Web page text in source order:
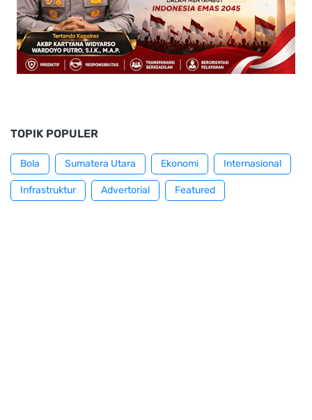
TOPIK POPULER
Bola Sumatera Utara Ekonomi Internasional
Infrastruktur Advertorial Featured